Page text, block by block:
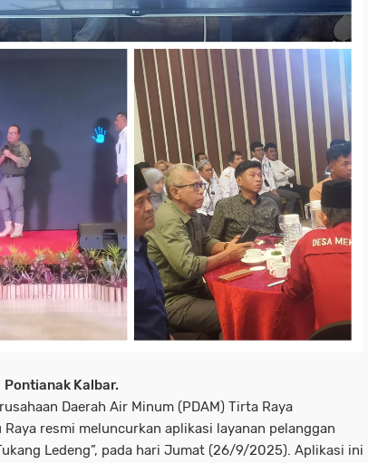
Kalbar.
Daerah Air Minum (PDAM) Tirta Raya
Raya resmi meluncurkan aplikasi layanan pelanggan
Ledeng”, pada hari Jumat (26/9/2025). Aplikasi ini